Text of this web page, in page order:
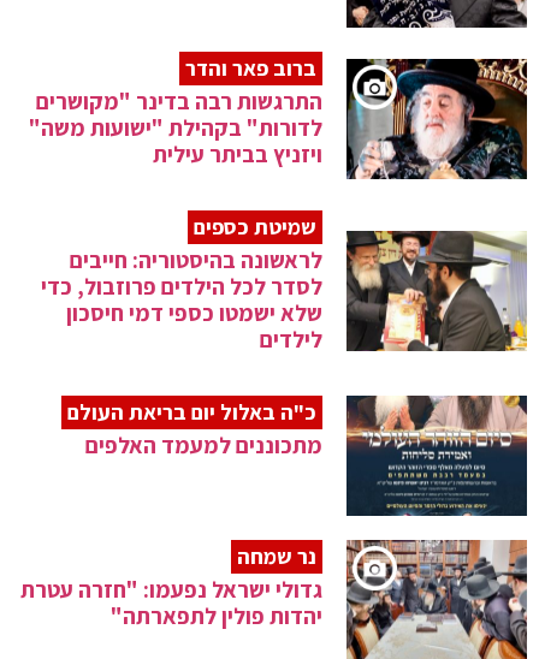
ברוב פאר והדר
התרגשות רבה בדינר "מקושרים
לדורות" בקהילת "ישועות משה"
ויזניץ בביתר עילית
שמיטת כספים
לראשונה בהיסטוריה: חייבים
לסדר לכל הילדים פרוזבול, כדי
שלא ישמטו כספי דמי חיסכון
לילדים
כ"ה באלול יום בריאת העולם
מתכוננים למעמד האלפים
נר שמחה
גדולי ישראל נפעמו: "חזרה עטרת
יהדות פולין לתפארתה"